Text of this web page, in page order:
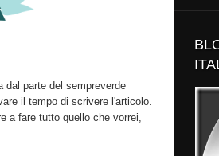
dal parte del sempreverde
il tempo di scrivere l'articolo.
a fare tutto quello che vorrei,